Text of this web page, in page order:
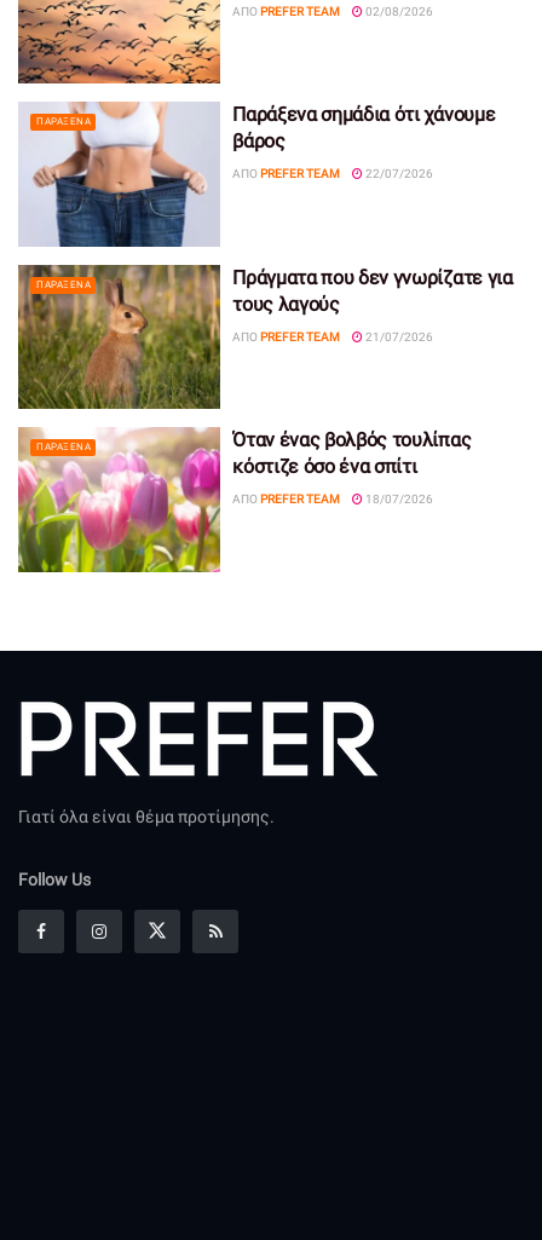
ΑΠΌ PREFER TEAM 02/08/2026
ΠΑΡΆΞΕΝΑ
Παράξενα σημάδια ότι χάνουμε
βάρος
ΑΠΌ PREFER TEAM 22/07/2026
ΠΑΡΆΞΕΝΑ
Πράγματα που δεν γνωρίζατε για
τους λαγούς
ΑΠΌ PREFER TEAM 21/07/2026
ΠΑΡΆΞΕΝΑ
Όταν ένας βολβός τουλίπας
κόστιζε όσο ένα σπίτι
ΑΠΌ PREFER TEAM 18/07/2026
Γιατί όλα είναι θέμα προτίμησης.
Follow Us